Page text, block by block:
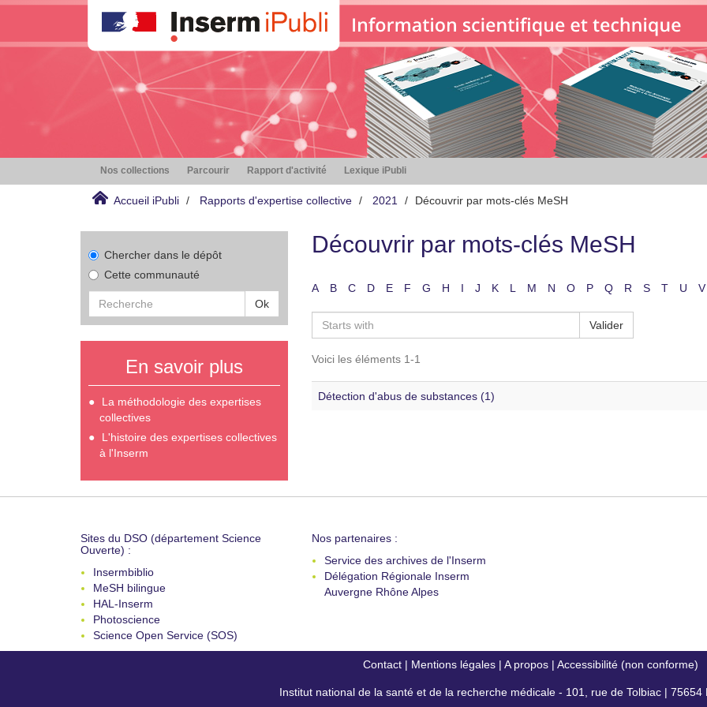
Nos collections Parcourir Rapport d'activité Lexique iPubli
Accueil iPubli Rapports d'expertise collective 2021 Découvrir par mots-clés MeSH
Chercher dans le dépôt
Cette communauté
Ok
En savoir plus
La méthodologie des expertises
collectives
L'histoire des expertises collectives
à l'Inserm
Découvrir par mots-clés MeSH
A B C D E F G H I J K L M N O P Q R S T U V
Valider
Voici les éléments 1-1
Détection d'abus de substances (1)
Sites du DSO (département Science
Ouverte) :
Insermbiblio
MeSH bilingue
HAL-Inserm
Photoscience
Science Open Service (SOS)
Nos partenaires :
Service des archives de l'Inserm
Délégation Régionale Inserm
Auvergne Rhône Alpes
Contact| Mentions légales| A propos| Accessibilité (non conforme)
Institut national de la santé et de la recherche médicale - 101, rue de Tolbiac | 75654